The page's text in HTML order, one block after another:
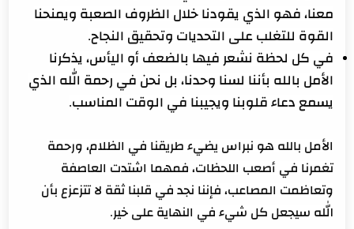
معنا، فهو الذي يقودنا خلال الظروف الصعبة ويمنحنا
القوة للتغلب على التحديات وتحقيق النجاح.
في كل لحظة نشعر فيها بالضعف أو اليأس، يذكرنا
الأمل بالله بأننا لسنا وحدنا، بل نحن في رحمة الله الذي
يسمع دعاء قلوبنا ويجيبنا في الوقت المناسب.
الأمل بالله هو نبراس يضيء طريقنا في الظلام، ورحمة
تغمرنا في أصعب اللحظات، فمهما اشتدت العاصفة
وتعاظمت المصاعب، فإننا نجد في قلبنا ثقة لا تتزعزع بأن
الله سيجعل كل شيء في النهاية على خير.